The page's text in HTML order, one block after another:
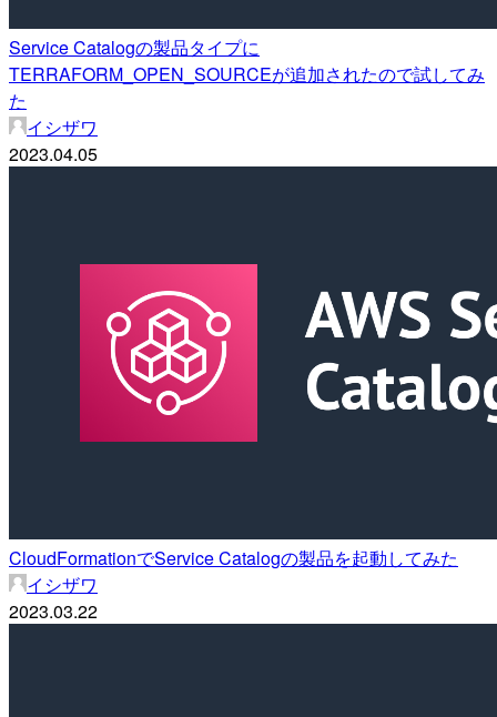
Service Catalogの製品タイプに
TERRAFORM_OPEN_SOURCEが追加されたので試してみ
た
イシザワ
2023.04.05
CloudFormationでService Catalogの製品を起動してみた
イシザワ
2023.03.22